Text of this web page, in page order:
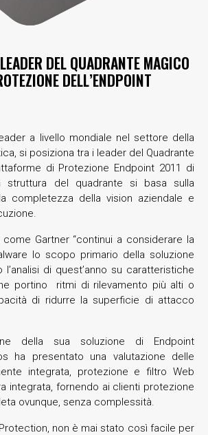
DEL QUADRANTE MAGICO
DELL’ENDPOINT
a livello mondiale nel settore della
si posiziona tra i leader del Quadrante
di Protezione Endpoint 2011 di
struttura del quadrante si basa sulla
completezza della vision aziendale e
Gartner “continui a considerare la
lo scopo primario della soluzione
l’analisi di quest’anno su caratteristiche
portino ritmi di rilevamento più alti o
di ridurre la superficie di attacco
della sua soluzione di Endpoint
ha presentato una valutazione delle
integrata, protezione e filtro Web
integrata, fornendo ai clienti protezione
ovunque, senza complessità.
non è mai stato così facile per